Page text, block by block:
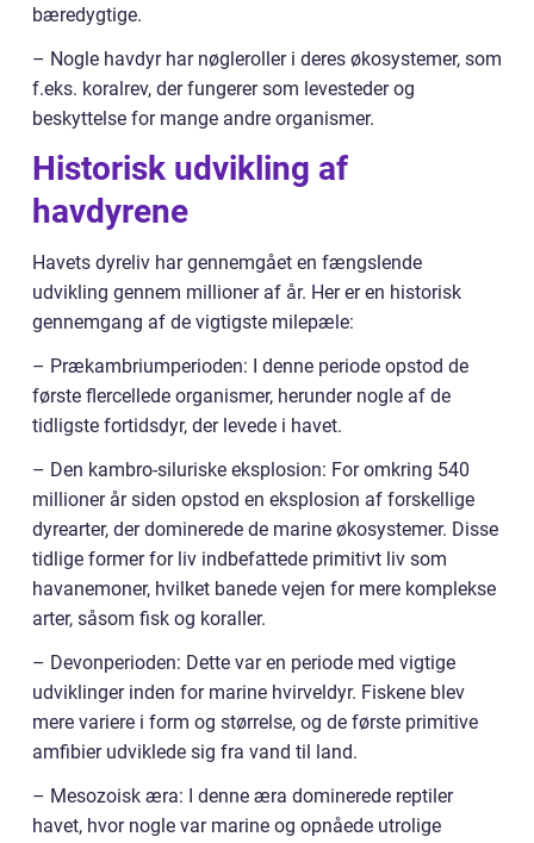
bæredygtige.
– Nogle havdyr har nøgleroller i deres økosystemer, som
f.eks. koralrev, der fungerer som levesteder og
beskyttelse for mange andre organismer.
Historisk udvikling af
havdyrene
Havets dyreliv har gennemgået en fængslende
udvikling gennem millioner af år. Her er en historisk
gennemgang af de vigtigste milepæle:
– Prækambriumperioden: I denne periode opstod de
første flercellede organismer, herunder nogle af de
tidligste fortidsdyr, der levede i havet.
– Den kambro-siluriske eksplosion: For omkring 540
millioner år siden opstod en eksplosion af forskellige
dyrearter, der dominerede de marine økosystemer. Disse
tidlige former for liv indbefattede primitivt liv som
havanemoner, hvilket banede vejen for mere komplekse
arter, såsom fisk og koraller.
– Devonperioden: Dette var en periode med vigtige
udviklinger inden for marine hvirveldyr. Fiskene blev
mere variere i form og størrelse, og de første primitive
amfibier udviklede sig fra vand til land.
– Mesozoisk æra: I denne æra dominerede reptiler
havet, hvor nogle var marine og opnåede utrolige